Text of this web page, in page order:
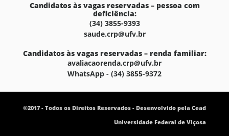
Candidatos às vagas reservadas – pessoa com
deficiência:
(34) 3855-9393
saude.crp@ufv.br
Candidatos às vagas reservadas – renda familiar:
avaliacaorenda.crp@ufv.br
WhatsApp - (34) 3855-9372
©2017 - Todos os Direitos Reservados - Desenvolvido pela Cead
Universidade Federal de Viçosa